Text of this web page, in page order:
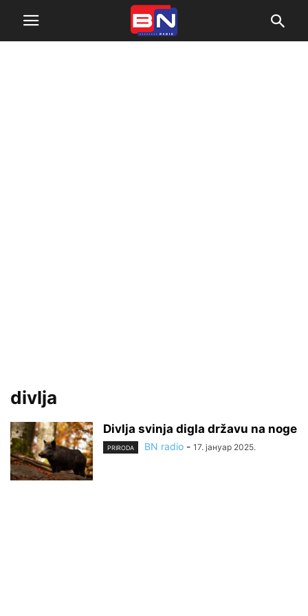
divlja
Divlja svinja digla državu na noge
PRIRODA BN radio - 17. јануар 2025.